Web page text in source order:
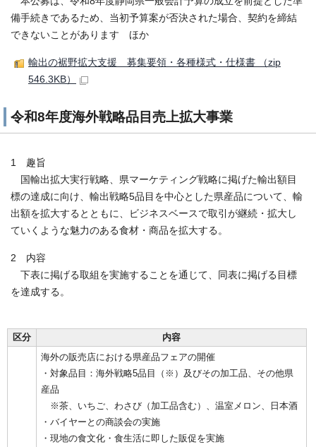
備手続きであるため、当初予算案が否決された場合、契約を締結
できないことがあります ほか
輸出の裾野拡大支援 募集要領・各種様式・仕様書 （zip
546.3KB）
令和8年度海外戦略品目売上拡大事業
1 趣旨
国輸出拡大実行戦略、県マーケティング戦略に掲げた輸出額目
標の達成に向け、輸出戦略5品目を中心とした県産品について、輸
出額を拡大するとともに、ビジネスベースで取引が継続・拡大し
ていくような魅力のある食材・商品を拡大する。
2 内容
下表に掲げる取組を実施することを通じて、同表に掲げる目標
を達成する。
区分 内容
海外の販売店における県産品フェアの開催
・対象品目：海外戦略5品目（※）及びその加工品、その他県
産品
※茶、いちご、わさび（加工品含む）、温室メロン、日本酒
・バイヤーとの商談会の実施
・現地の食文化・食生活に即した販促を実施